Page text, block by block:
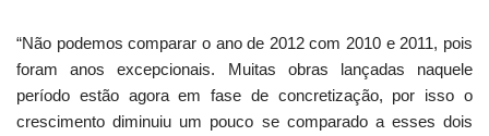
“Não podemos comparar o ano de 2012 com 2010 e 2011, pois
foram anos excepcionais. Muitas obras lançadas naquele
período estão agora em fase de concretização, por isso o
crescimento diminuiu um pouco se comparado a esses dois